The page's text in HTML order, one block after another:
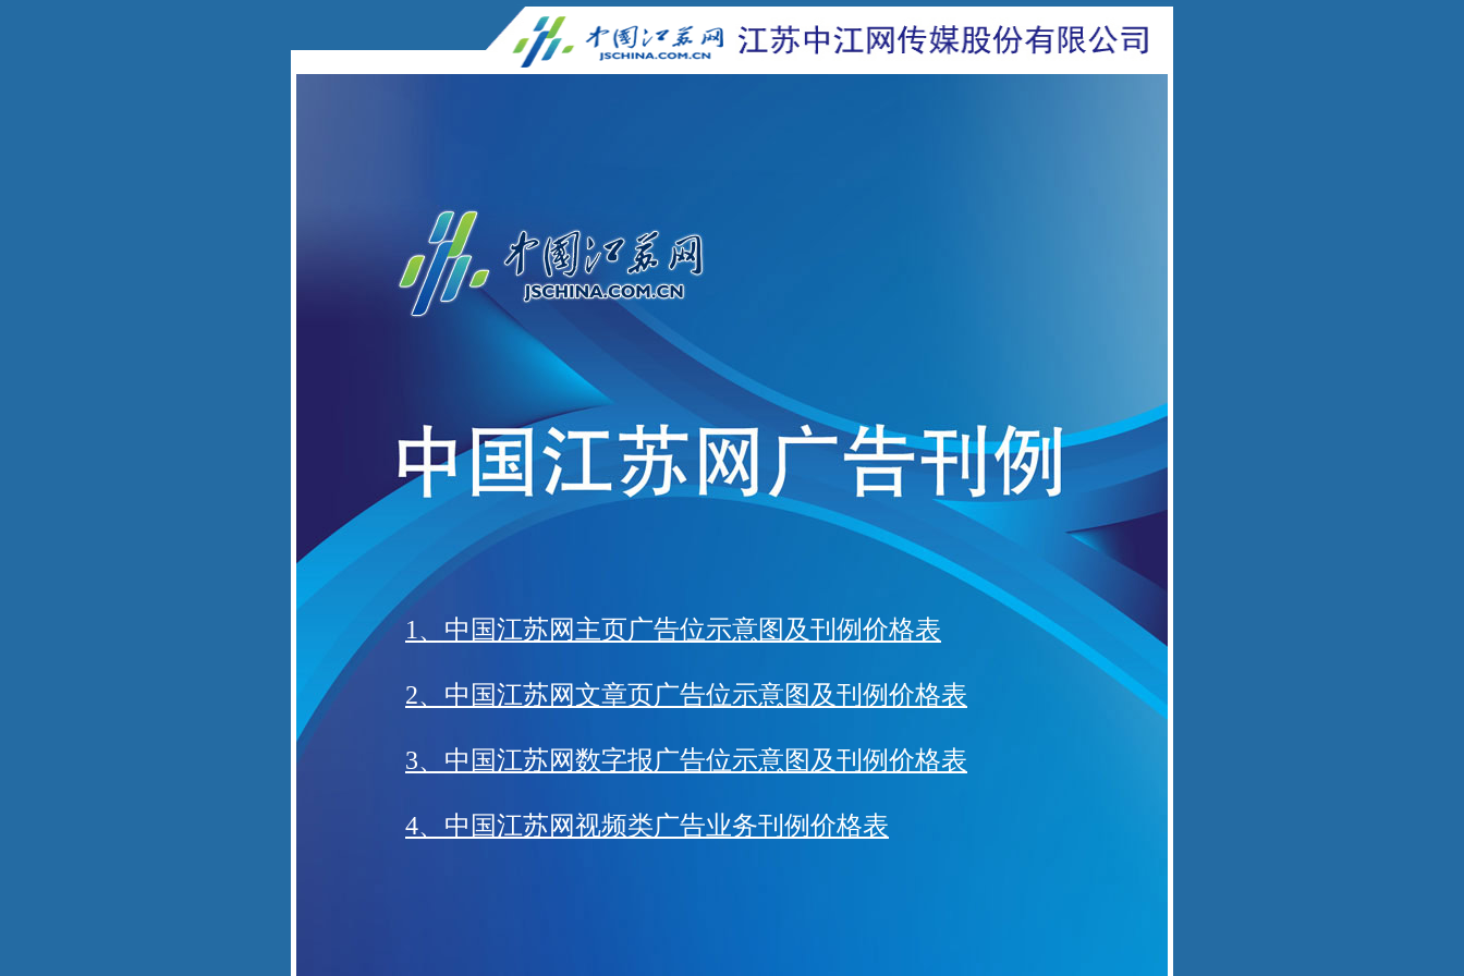
1、中国江苏网主页广告位示意图及刊例价格表
2、中国江苏网文章页广告位示意图及刊例价格表
3、中国江苏网数字报广告位示意图及刊例价格表
4、中国江苏网视频类广告业务刊例价格表